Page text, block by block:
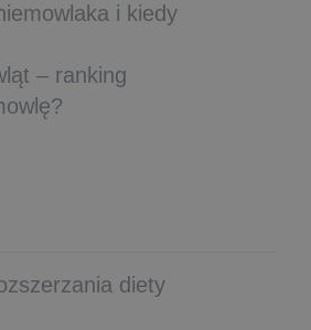
i kiedy
– ranking
diety